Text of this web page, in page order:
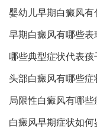
婴幼儿早期白癜风有
早期白癜风有哪些表
哪些典型症状代表孩
头部白癜风有哪些症
局限性白癜风有哪些
白癜风早期症状如何